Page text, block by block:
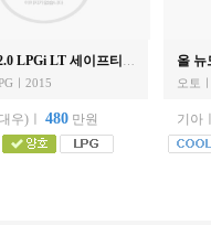
ㅣ2015
우)ㅣ 480 만원
올 뉴
오토
기아